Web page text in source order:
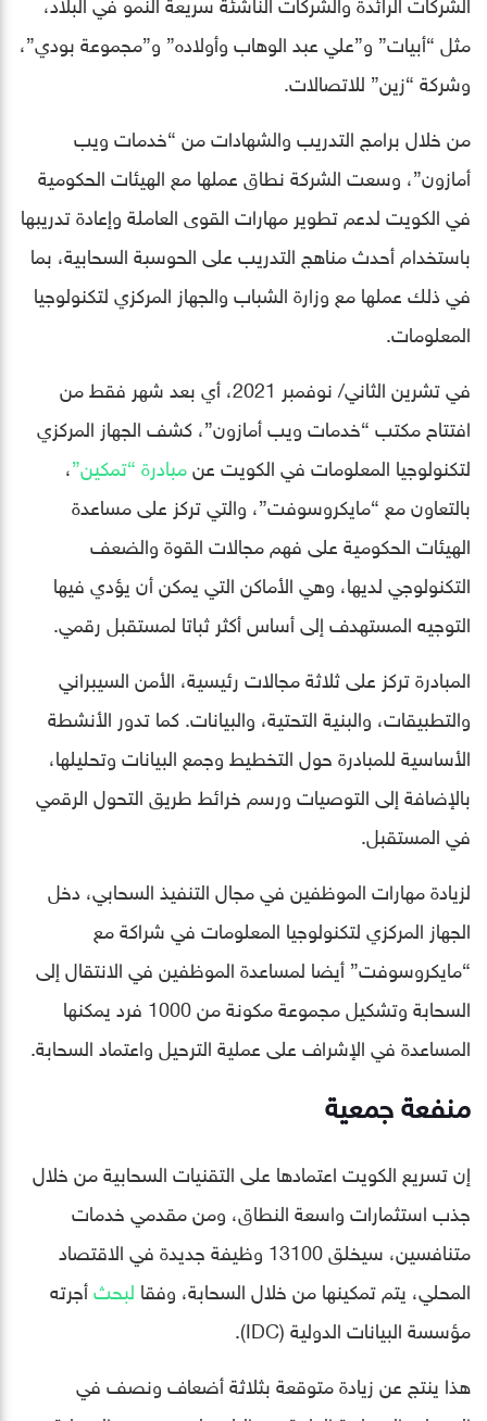
مثل “أبيات” و”علي عبد الوهاب وأولاده” و”مجموعة بودي”،
وشركة “زين” للاتصالات.
من خلال برامج التدريب والشهادات من “خدمات ويب
أمازون”، وسعت الشركة نطاق عملها مع الهيئات الحكومية
في الكويت لدعم تطوير مهارات القوى العاملة وإعادة تدريبها
باستخدام أحدث مناهج التدريب على الحوسبة السحابية، بما
في ذلك عملها مع وزارة الشباب والجهاز المركزي لتكنولوجيا
المعلومات.
في تشرين الثاني/ نوفمبر 2021، أي بعد شهر فقط من
افتتاح مكتب “خدمات ويب أمازون”، كشف الجهاز المركزي
لتكنولوجيا المعلومات في الكويت عنمبادرة “تمكين”،
بالتعاون مع “مايكروسوفت”، والتي تركز على مساعدة
الهيئات الحكومية على فهم مجالات القوة والضعف
التكنولوجي لديها، وهي الأماكن التي يمكن أن يؤدي فيها
التوجيه المستهدف إلى أساس أكثر ثباتا لمستقبل رقمي.
المبادرة تركز على ثلاثة مجالات رئيسية، الأمن السيبراني
والتطبيقات، والبنية التحتية، والبيانات. كما تدور الأنشطة
الأساسية للمبادرة حول التخطيط وجمع البيانات وتحليلها،
بالإضافة إلى التوصيات ورسم خرائط طريق التحول الرقمي
في المستقبل.
لزيادة مهارات الموظفين في مجال التنفيذ السحابي، دخل
الجهاز المركزي لتكنولوجيا المعلومات في شراكة مع
“مايكروسوفت” أيضا لمساعدة الموظفين في الانتقال إلى
السحابة وتشكيل مجموعة مكونة من 1000 فرد يمكنها
المساعدة في الإشراف على عملية الترحيل واعتماد السحابة.
منفعة جمعية
إن تسريع الكويت اعتمادها على التقنيات السحابية من خلال
جذب استثمارات واسعة النطاق، ومن مقدمي خدمات
متنافسين، سيخلق 13100 وظيفة جديدة في الاقتصاد
المحلي، يتم تمكينها من خلال السحابة، وفقا لبحثأجرته
مؤسسة البيانات الدولية (IDC).
هذا ينتج عن زيادة متوقعة بثلاثة أضعاف ونصف في